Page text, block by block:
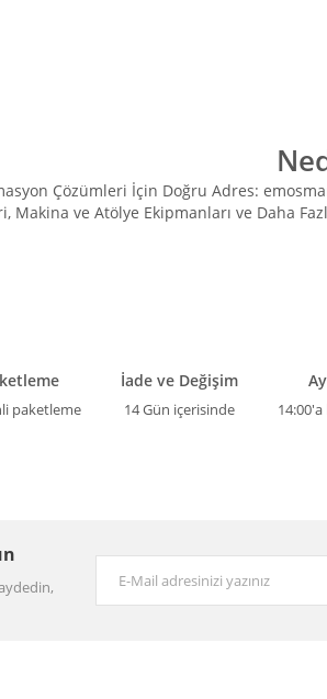
Çözümleri İçin Doğru Adres:
Makina ve Atölye Ekipmanları ve Daha
paketleme
İade ve Değişim
14 Gün içerisinde